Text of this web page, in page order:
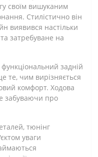
своїм вишуканим
Стилістично він
виявився настільки
затребуване на
задній
те, чим вирізняється
комфорт. Ходова
забуваючи про
тюнінг
уваги